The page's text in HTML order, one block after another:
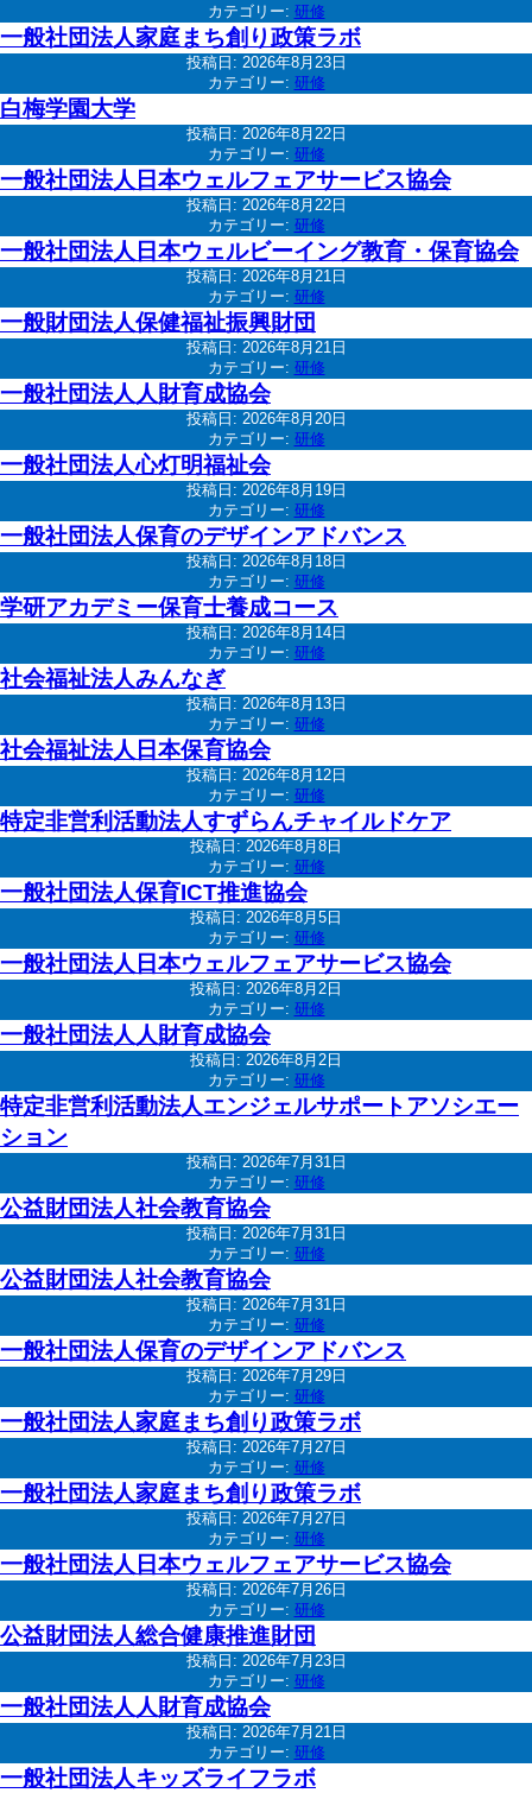
カテゴリー: 研修
一般社団法人家庭まち創り政策ラボ
投稿日: 2026年8月23日
カテゴリー: 研修
白梅学園大学
投稿日: 2026年8月22日
カテゴリー: 研修
一般社団法人日本ウェルフェアサービス協会
投稿日: 2026年8月22日
カテゴリー: 研修
一般社団法人日本ウェルビーイング教育・保育協会
投稿日: 2026年8月21日
カテゴリー: 研修
一般財団法人保健福祉振興財団
投稿日: 2026年8月21日
カテゴリー: 研修
一般社団法人人財育成協会
投稿日: 2026年8月20日
カテゴリー: 研修
一般社団法人心灯明福祉会
投稿日: 2026年8月19日
カテゴリー: 研修
一般社団法人保育のデザインアドバンス
投稿日: 2026年8月18日
カテゴリー: 研修
学研アカデミー保育士養成コース
投稿日: 2026年8月14日
カテゴリー: 研修
社会福祉法人みんなぎ
投稿日: 2026年8月13日
カテゴリー: 研修
社会福祉法人日本保育協会
投稿日: 2026年8月12日
カテゴリー: 研修
特定非営利活動法人すずらんチャイルドケア
投稿日: 2026年8月8日
カテゴリー: 研修
一般社団法人保育ICT推進協会
投稿日: 2026年8月5日
カテゴリー: 研修
一般社団法人日本ウェルフェアサービス協会
投稿日: 2026年8月2日
カテゴリー: 研修
一般社団法人人財育成協会
投稿日: 2026年8月2日
カテゴリー: 研修
特定非営利活動法人エンジェルサポートアソシエー
ション
投稿日: 2026年7月31日
カテゴリー: 研修
公益財団法人社会教育協会
投稿日: 2026年7月31日
カテゴリー: 研修
公益財団法人社会教育協会
投稿日: 2026年7月31日
カテゴリー: 研修
一般社団法人保育のデザインアドバンス
投稿日: 2026年7月29日
カテゴリー: 研修
一般社団法人家庭まち創り政策ラボ
投稿日: 2026年7月27日
カテゴリー: 研修
一般社団法人家庭まち創り政策ラボ
投稿日: 2026年7月27日
カテゴリー: 研修
一般社団法人日本ウェルフェアサービス協会
投稿日: 2026年7月26日
カテゴリー: 研修
公益財団法人総合健康推進財団
投稿日: 2026年7月23日
カテゴリー: 研修
一般社団法人人財育成協会
投稿日: 2026年7月21日
カテゴリー: 研修
一般社団法人キッズライフラボ